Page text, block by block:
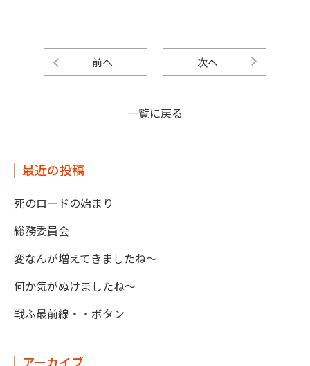
前へ 次へ
一覧に戻る
最近の投稿
死のロードの始まり
総務委員会
変なんが増えてきましたね～
何か気がぬけましたね～
戦ふ最前線・・ボタン
アーカイブ